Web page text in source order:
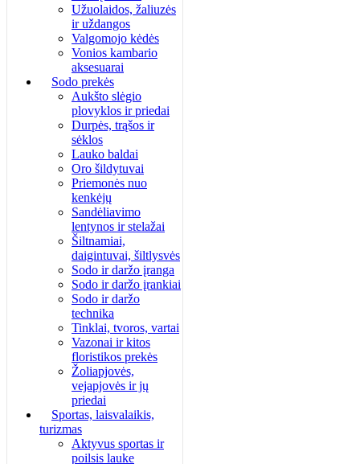
Užuolaidos, žaliuzės
ir uždangos
Valgomojo kėdės
Vonios kambario
aksesuarai
Sodo prekės
Aukšto slėgio
plovyklos ir priedai
Durpės, trąšos ir
sėklos
Lauko baldai
Oro šildytuvai
Priemonės nuo
kenkėjų
Sandėliavimo
lentynos ir stelažai
Šiltnamiai,
daigintuvai, šiltlysvės
Sodo ir daržo įranga
Sodo ir daržo įrankiai
Sodo ir daržo
technika
Tinklai, tvoros, vartai
Vazonai ir kitos
floristikos prekės
Žoliapjovės,
vejapjovės ir jų
priedai
Sportas, laisvalaikis,
turizmas
Aktyvus sportas ir
poilsis lauke